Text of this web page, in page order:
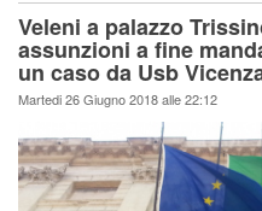
Veleni a palazzo
assunzioni a fine
un caso da Usb
Martedi 26 Giugno 2018 alle 22:12